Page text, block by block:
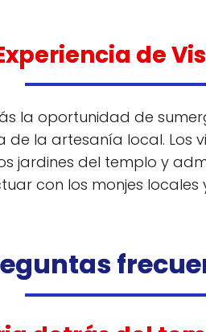
de
la oportunidad de
la artesanía local. Los
jardines del templo y
con los monjes